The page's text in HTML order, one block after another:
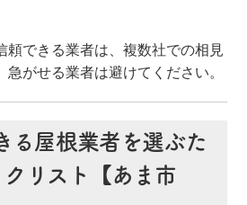
頼できる業者は、複数社での相見
がせる業者は避けてください。
る屋根業者を選ぶた
クリスト【あま市